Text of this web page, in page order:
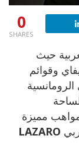
0
SHARES
العربية حيث
وقوائم
مميزة
LAZARO